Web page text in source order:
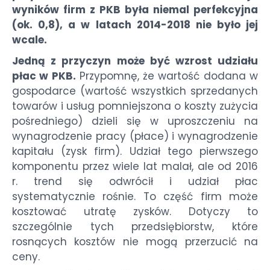
wyników firm z PKB była niemal perfekcyjna
(ok. 0,8), a w latach 2014-2018 nie było jej
wcale.
Jedną z przyczyn może być wzrost udziału
płac w PKB. Przypomnę, że wartość dodana w
gospodarce (wartość wszystkich sprzedanych
towarów i usług pomniejszona o koszty zużycia
pośredniego) dzieli się w uproszczeniu na
wynagrodzenie pracy (płace) i wynagrodzenie
kapitału (zysk firm). Udział tego pierwszego
komponentu przez wiele lat malał, ale od 2016
r. trend się odwrócił i udział płac
systematycznie rośnie. To część firm może
kosztować utratę zysków. Dotyczy to
szczególnie tych przedsiębiorstw, które
rosnących kosztów nie mogą przerzucić na
ceny.